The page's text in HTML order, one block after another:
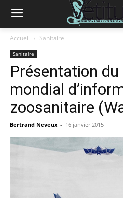
Accueil Sanitaire
Sanitaire
Présentation du
mondial
zoosanitaire
Bertrand Neveux - 16 janvier 2015